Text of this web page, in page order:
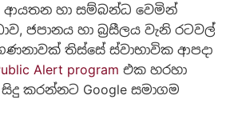
ආයතන හා සම්බන්ධ වෙමින්
ජපානය හා බ්‍රසීලය වැනි රටවල්
තිස්සේ ස්වාභාවික ආපදා
Alert program එක හරහා
කරන්නට Google සමාගම